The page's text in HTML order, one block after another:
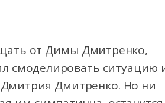
от Димы Дмитренко,
смоделировать ситуацию
Дмитрия Дмитренко. Но ни